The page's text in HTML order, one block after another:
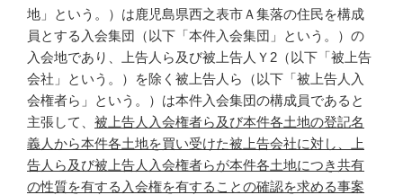
地」という。）は鹿児島県西之表市Ａ集落の住民を構成
員とする入会集団（以下「本件入会集団」という。）の
入会地であり、上告人ら及び被上告人Ｙ2（以下「被上告
会社」という。）を除く被上告人ら（以下「被上告人入
会権者ら」という。）は本件入会集団の構成員であると
主張して、 被上告人入会権者ら及び本件各土地の登記名
義人から本件各土地を買い受けた被上告会社に対し、上
告人ら及び被上告人入会権者らが本件各土地につき共有
の性質を有する入会権を有することの確認を求める事案